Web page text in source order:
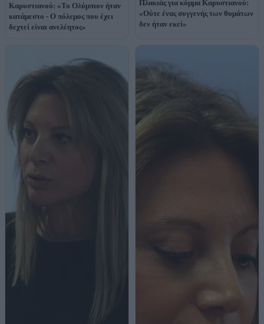
Καρυστιανού: «Το Ολύμπιον ήταν
κατάμεστο - Ο πόλεμος που έχει
δεχτεί είναι ανελέητος»
Πλακιάς για κόμμα Καρυστιανού:
«Ούτε ένας συγγενής των θυμάτων
δεν ήταν εκεί»